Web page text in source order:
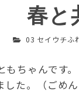
春と
03 セイウチふ
もちゃんです
した。（ごめ